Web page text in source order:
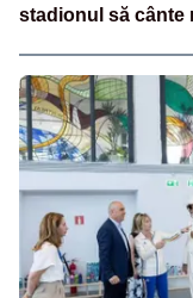
stadionul să cânte